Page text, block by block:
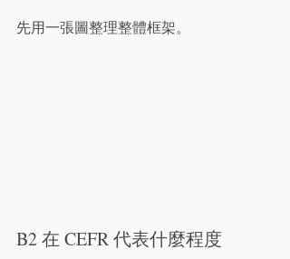
先用一張圖整理整體框架。
B2 在 CEFR 代表什麼程度